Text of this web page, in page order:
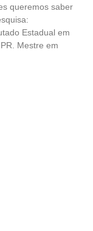
queremos saber
Estadual em
Mestre em